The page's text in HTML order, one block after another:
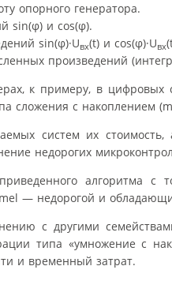
опорного генератора.
sin(φ) и cos(φ).
sin(φ)·Uвx(t) и cos(φ)·Uвx
произведений
к примеру, в цифровых
сложения с накоплением
систем их
недорогих
алгоритма с
— недорогой и
с другими
типа «умножение с
и временный затрат.